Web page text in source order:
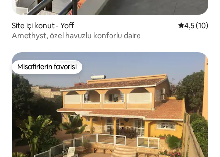
Site içi konut - Yoff 54,5 (10)
Amethyst, özel havuzlu konforlu daire
Misafirlerin favorisi
Misafirlerin favorisi